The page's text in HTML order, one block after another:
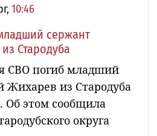
10:46
сержант
Стародуба
СВО погиб младший
Жихарев из Стародуба
Об этом сообщила
округа